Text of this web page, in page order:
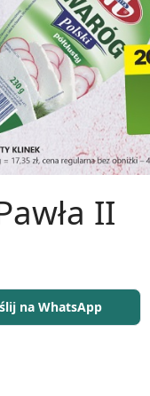
II
na WhatsApp